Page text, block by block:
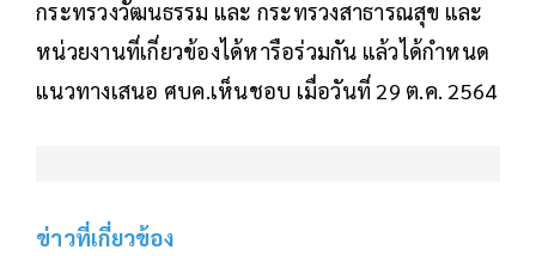
กระทรวงวัฒนธรรม และ กระทรวงสาธารณสุข และ
หน่วยงานที่เกี่ยวข้องได้หารือร่วมกัน แล้วได้กำหนด
แนวทางเสนอ ศบค.เห็นชอบ เมื่อวันที่ 29 ต.ค. 2564
ข่าวที่เกี่ยวข้อง